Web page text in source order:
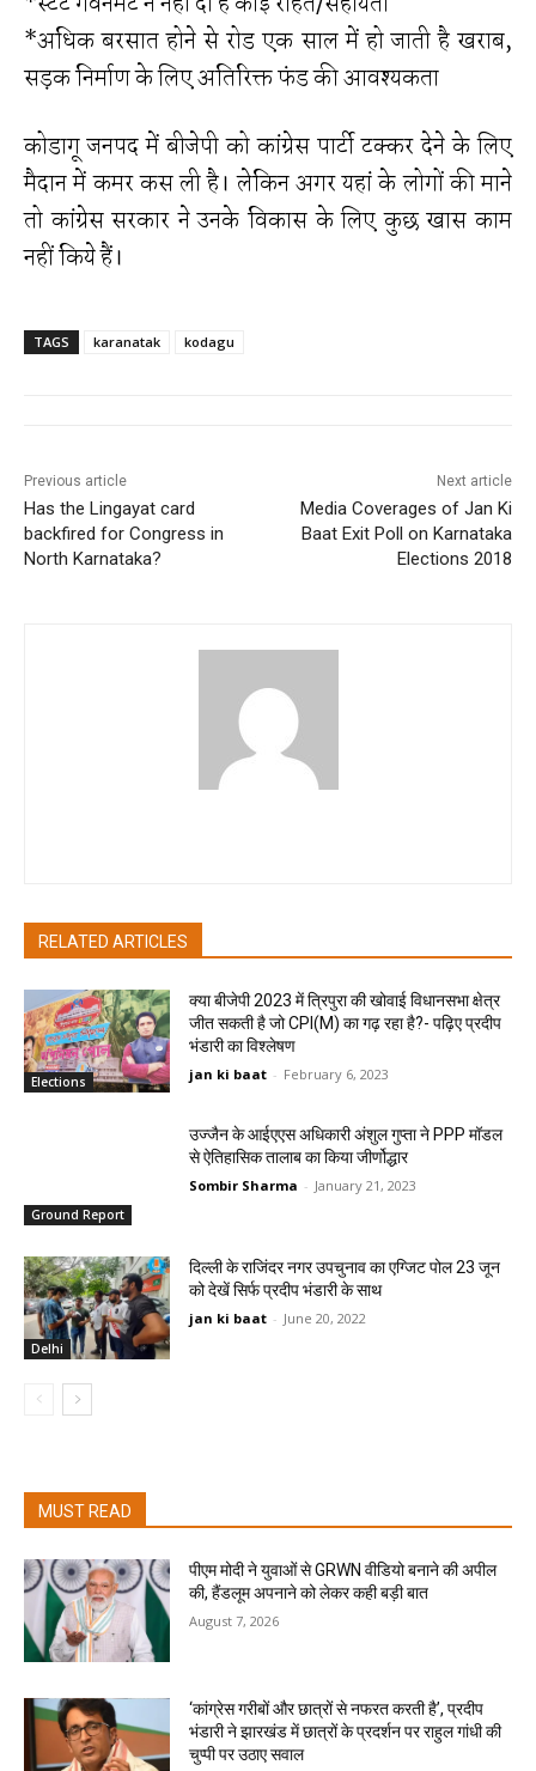
*अधिक बरसात होने से रोड एक साल में हो जाती है खराब,
सड़क निर्माण के लिए अतिरिक्त फंड की आवश्यकता
कोडागू जनपद में बीजेपी को कांग्रेस पार्टी टक्कर देने के लिए
मैदान में कमर कस ली है। लेकिन अगर यहां के लोगों की माने
तो कांग्रेस सरकार ने उनके विकास के लिए कुछ खास काम
नहीं किये हैं।
TAGS karanatak kodagu
Previous article
Has the Lingayat card
backfired for Congress in
North Karnataka?
Next article
Media Coverages of Jan Ki
Baat Exit Poll on Karnataka
Elections 2018
RELATED ARTICLES
Elections
क्या बीजेपी 2023 में त्रिपुरा की खोवाई विधानसभा क्षेत्र
जीत सकती है जो CPI(M) का गढ़ रहा है?- पढ़िए प्रदीप
भंडारी का विश्लेषण
jan ki baat - February 6, 2023
Ground Report
उज्जैन के आईएएस अधिकारी अंशुल गुप्ता ने PPP मॉडल
से ऐतिहासिक तालाब का किया जीर्णोद्धार
Sombir Sharma - January 21, 2023
Delhi
दिल्‍ली के राजिंदर नगर उपचुनाव का एग्जिट पोल 23 जून
को देखें सिर्फ प्रदीप भंडारी के साथ
jan ki baat - June 20, 2022
MUST READ
पीएम मोदी ने युवाओं से GRWN वीडियो बनाने की अपील
की, हैंडलूम अपनाने को लेकर कही बड़ी बात
August 7, 2026
‘कांग्रेस गरीबों और छात्रों से नफरत करती है’, प्रदीप
भंडारी ने झारखंड में छात्रों के प्रदर्शन पर राहुल गांधी की
चुप्पी पर उठाए सवाल